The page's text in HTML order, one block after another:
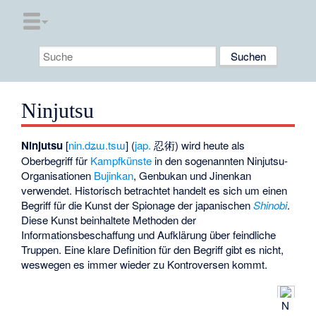
Ninjutsu
Ninjutsu [nin.dʑɯ.tsɯ] (jap. 忍術) wird heute als
Oberbegriff für Kampfkünste in den sogenannten Ninjutsu-
Organisationen Bujinkan,Genbukan undJinenkan
verwendet. Historisch betrachtet handelt es sich um einen
Begriff für die Kunst der Spionage der japanischenShinobi.
Diese Kunst beinhaltete Methoden der
Informationsbeschaffung und Aufklärung über feindliche
Truppen. Eine klare Definition für den Begriff gibt es nicht,
weswegen es immer wieder zu Kontroversen kommt.
N